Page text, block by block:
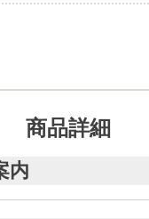
商品詳細
内